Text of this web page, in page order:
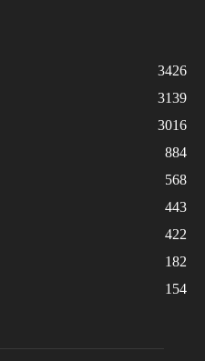
3426
3139
3016
884
568
443
422
182
154